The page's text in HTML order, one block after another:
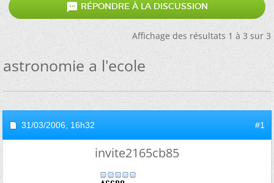
 RÉPONDRE À LA DISCUSSION
Affichage des résultats 1 à 3 sur 3
astronomie a l'ecole
31/03/2006, 16h32 #1
invite2165cb85